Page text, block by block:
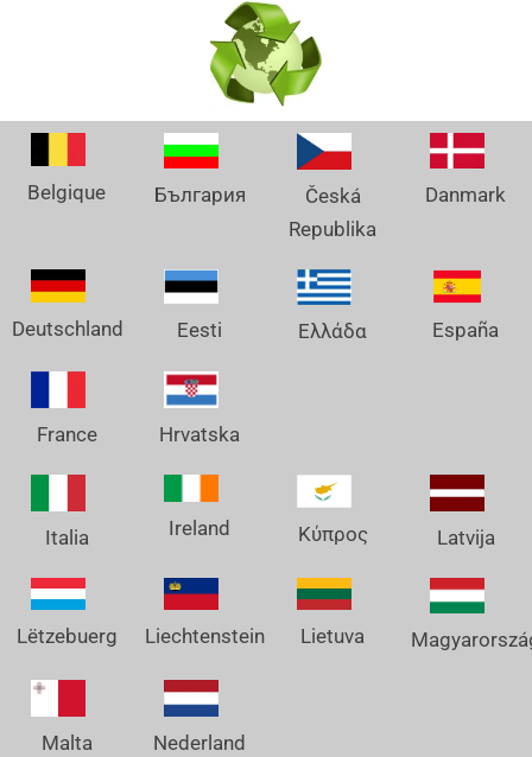
Belgique България
Česká
Republika
Danmark
Deutschland Eesti Ελλάδα España
France Hrvatska
Italia Ireland Κύπρος Latvija
Lëtzebuerg Liechtenstein Lietuva
Malta Nederland